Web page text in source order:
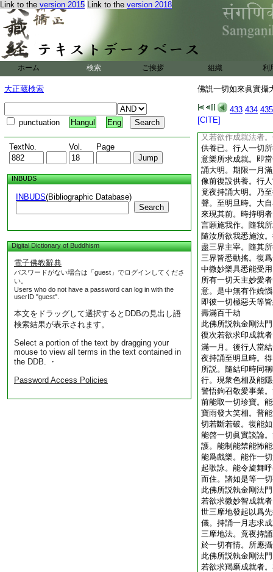
Link to the version 2015 Link to the version 2018
ホーム 検索 ご挨拶 組織 利
大正蔵検索
punctuation Hangul Eng
TextNo. Vol. Page
INBUDS
INBUDS(Bibliographic Database)
Search
Digital Dictionary of Buddhism
電子佛教辭典
パスワードがない場合は「guest」でログインしてくださ
い。
Users who do not have a password can log in with the
userID "guest".
本文をドラッグして選択するとDDBの見出し語
検索結果が表示されます。
Select a portion of the text by dragging your
mouse to view all terms in the text contained in
the DDB. ・
Password Access Policies
佛説一切如來眞實攝
433 434 435
[CITE]
三昧大教王經卷第
＊西天＊譯經三
傳法大師＊賜紫
奉
復次宣説金剛部作
樂所求成就。即當
已。竟夜持誦至明
情。所應攝受所應
此佛所説執金剛法門
又若欲作成就法者
供養已。行人一切
意樂所求成就。即
誦大明。期限一月
像前復設供養。行
竟夜持誦大明。乃
聲。至明旦時。大
來現其前。時持明
言願施我作。隨我
隨汝所欲我悉施汝
盡三界主宰。隨其
三界皆悉動搖。復
中微妙樂具悉能受
所有一切天主妙愛
意。是中無有作嬈
即彼一切極惡天等
壽滿百千劫
此佛所説執金剛法門
復次若欲求印成就
滿一月。後行人當
夜持誦至明旦時。
所説。隨結印時同
行。現衆色相及能
警悟鉤召敬愛事業
前能取一切珍寶。
寶雨發大笑相。普
切若斷若破。復能
能啓一切眞實談論
護。能制能禁能怖
能爲戲樂。能作一
起歌詠。能令旋舞
而住。諸如是等一
此佛所説執金剛法門
若欲求微妙智成就
世三摩地發起以爲
儀。持誦一月志求
三摩地法。竟夜持
於一切有情。所應
此佛所説執金剛法門
若欲求羯磨成就者